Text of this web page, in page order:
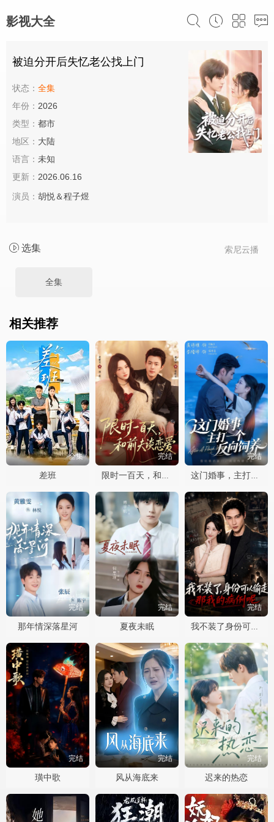
影视大全
被迫分开后失忆老公找上门
状态： 全集
年份： 2026
类型： 都市
地区： 大陆
语言： 未知
更新： 2026.06.16
演员： 胡悦＆程子煜
索尼云播
选集
全集
相关推荐
全集
差班
完结
限时一百天，和前夫谈恋爱
完结
这门婚事，主打一个反向饲养
完结
那年情深落星河
完结
夏夜未眠
完结
我不装了身份可以偷走那我的病例呢
完结
璜中歌
完结
风从海底来
完结
迟来的热恋